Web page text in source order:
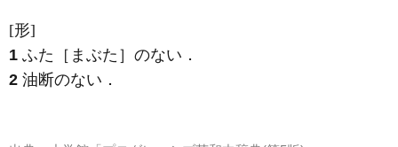
[形]
1 ふた［まぶた］のない ．
2 油断のない ．